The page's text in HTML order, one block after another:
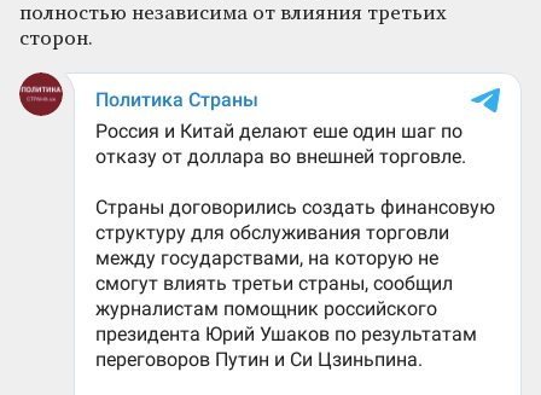
полностью независима от влияния третьих
сторон.